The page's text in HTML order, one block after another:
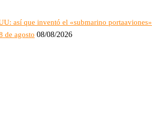
así que inventó el «submarino portaaviones»
de agosto 08/08/2026